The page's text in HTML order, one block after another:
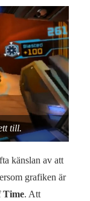
till.
känslan av att
grafiken är
Time. Att